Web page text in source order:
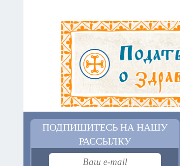
ПОДПИШИТЕСЬ НА НАШУ
РАССЫЛКУ